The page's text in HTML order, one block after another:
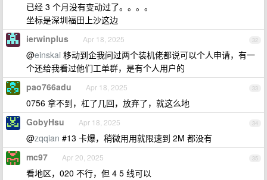
已经 3 个月没有变动过了。。。。
坐标是深圳福田上沙这边
32
ierwinplus Apr 18, 2025
@einskai 移动到企我问过两个装机佬都说可以个人申请，有一
个还给我看过他们工单群，是有个人用户的
33
pao766adu Apr 18, 2025
0756 拿不到，杠了几回，放弃了，就这么地
34
GobyHsu Apr 18, 2025
@zqqian #13 卡爆，稍微用用就限速到 2M 都没有
35
mc97 Apr 20, 2025
看地区，020 不行，但 4 5 线可以